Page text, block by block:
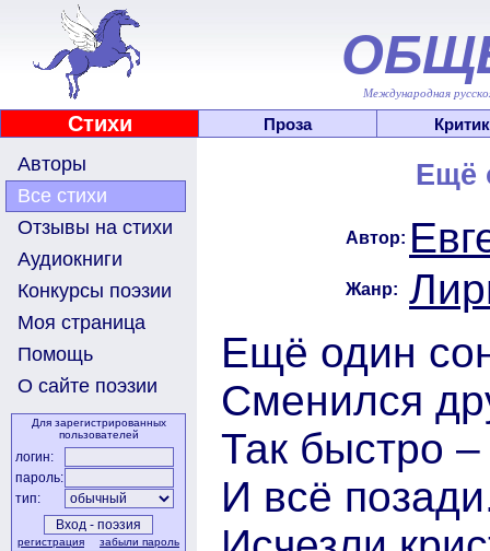
Международная
Стихи Проза
Авторы
Все стихи
Отзывы на стихи
Аудиокниги
Конкурсы поэзии
Моя страница
Помощь
О сайте поэзии
Для зарегистрированных
пользователей
логин:
пароль:
тип:
регистрация забыли пароль
Ещё
Автор:
Жанр:
Ещё один
Сменился
Так быстро
И всё